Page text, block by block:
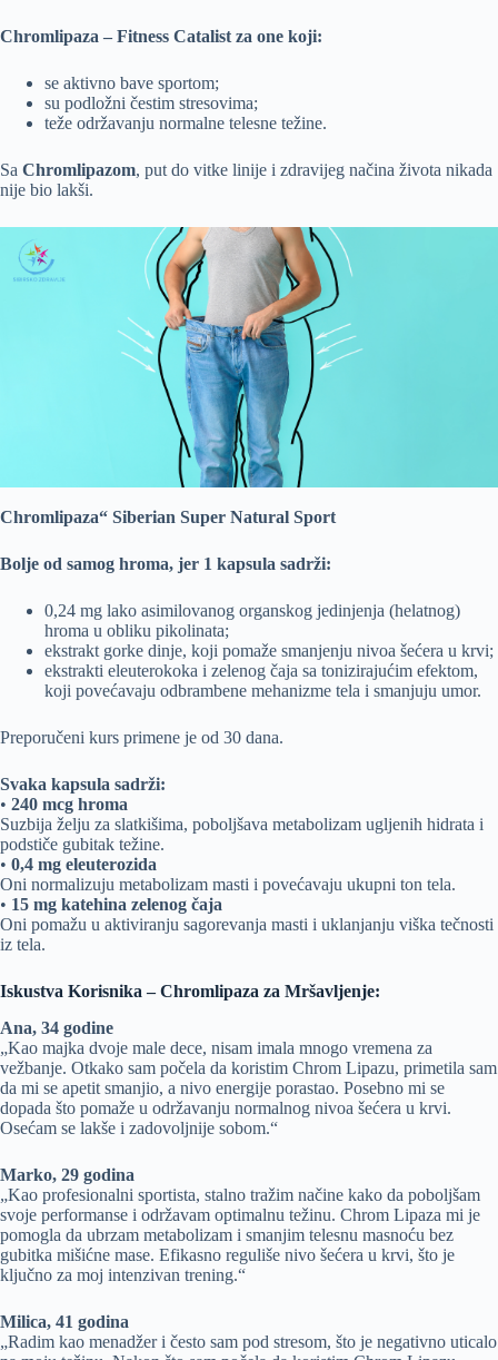
Chromlipaza – Fitness Catalist za one koji:
se aktivno bave sportom;
su podložni čestim stresovima;
teže održavanju normalne telesne težine.
Sa Chromlipazom, put do vitke linije i zdravijeg načina života nikada
nije bio lakši.
Chromlipaza“ Siberian Super Natural Sport
Bolje od samog hroma, jer 1 kapsula sadrži:
0,24 mg lako asimilovanog organskog jedinjenja (helatnog)
hroma u obliku pikolinata;
ekstrakt gorke dinje, koji pomaže smanjenju nivoa šećera u krvi;
ekstrakti eleuterokoka i zelenog čaja sa tonizirajućim efektom,
koji povećavaju odbrambene mehanizme tela i smanjuju umor.
Preporučeni kurs primene je od 30 dana.
Svaka kapsula sadrži:
• 240 mcg hroma
Suzbija želju za slatkišima, poboljšava metabolizam ugljenih hidrata i
podstiče gubitak težine.
• 0,4 mg eleuterozida
Oni normalizuju metabolizam masti i povećavaju ukupni ton tela.
• 15 mg katehina zelenog čaja
Oni pomažu u aktiviranju sagorevanja masti i uklanjanju viška tečnosti
iz tela.
Iskustva Korisnika – Chromlipaza za Mršavljenje:
Ana, 34 godine
„Kao majka dvoje male dece, nisam imala mnogo vremena za
vežbanje. Otkako sam počela da koristim Chrom Lipazu, primetila sam
da mi se apetit smanjio, a nivo energije porastao. Posebno mi se
dopada što pomaže u održavanju normalnog nivoa šećera u krvi.
Osećam se lakše i zadovoljnije sobom.“
Marko, 29 godina
„Kao profesionalni sportista, stalno tražim načine kako da poboljšam
svoje performanse i održavam optimalnu težinu. Chrom Lipaza mi je
pomogla da ubrzam metabolizam i smanjim telesnu masnoću bez
gubitka mišićne mase. Efikasno reguliše nivo šećera u krvi, što je
ključno za moj intenzivan trening.“
Milica, 41 godina
„Radim kao menadžer i često sam pod stresom, što je negativno uticalo